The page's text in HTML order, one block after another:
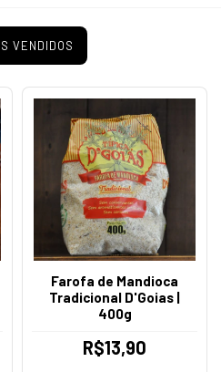
VENDIDOS
Farofa de Mandioca
Tradicional D'Goias |
400g
R$13,90